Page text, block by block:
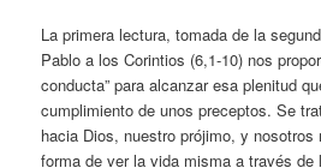
La primera lectura, tomada de la
Pablo a los Corintios (6,1-10) nos
conducta” para alcanzar esa plenitud
cumplimiento de unos preceptos. Se
hacia Dios, nuestro prójimo, y
forma de ver la vida misma a través de